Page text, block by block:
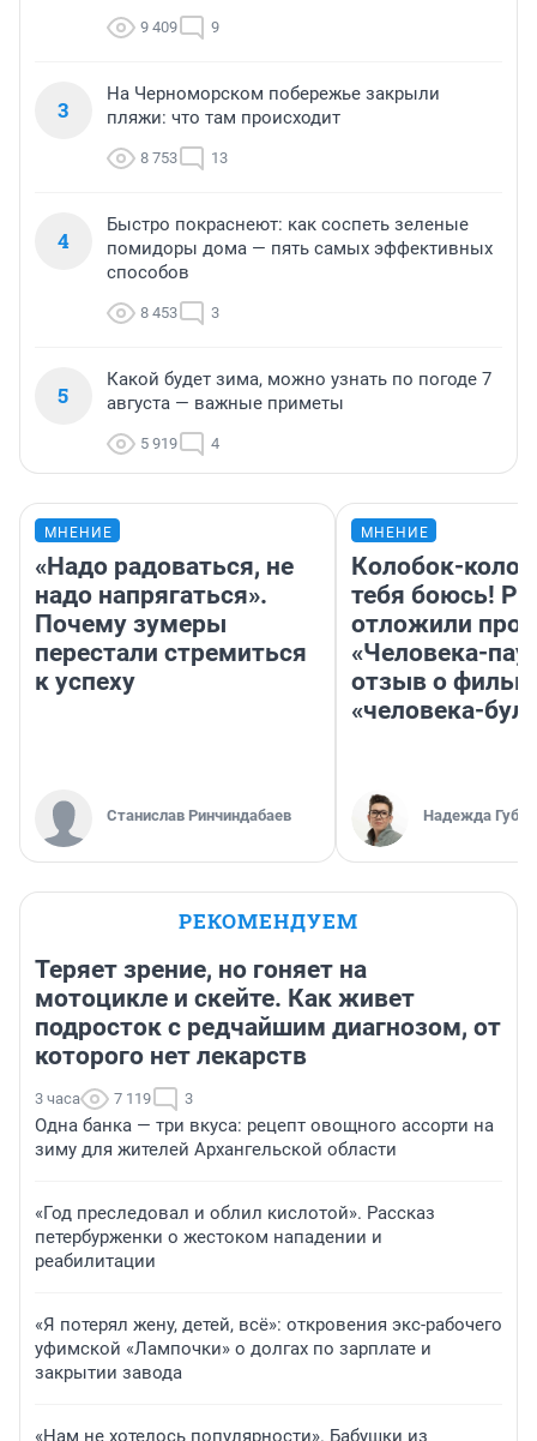
9 409 9
3
На Черноморском побережье закрыли
пляжи: что там происходит
8 753 13
4
Быстро покраснеют: как соспеть зеленые
помидоры дома — пять самых эффективных
способов
8 453 3
5
Какой будет зима, можно узнать по погоде 7
августа — важные приметы
5 919 4
МНЕНИЕ
«Надо радоваться, не
надо напрягаться».
Почему зумеры
перестали стремиться
к успеху
Станислав Ринчиндабаев
МНЕНИЕ
Колобок-
тебя боюсь!
отложили
«Человека-
отзыв о
«человека-
Надежда
РЕКОМЕНДУЕМ
Теряет зрение, но гоняет на
мотоцикле и скейте. Как живет
подросток с редчайшим диагнозом, от
которого нет лекарств
3 часа 7 119 3
Одна банка — три вкуса: рецепт овощного ассорти на
зиму для жителей Архангельской области
«Год преследовал и облил кислотой». Рассказ
петербурженки о жестоком нападении и
реабилитации
«Я потерял жену, детей, всё»: откровения экс-рабочего
уфимской «Лампочки» о долгах по зарплате и
закрытии завода
«Нам не хотелось популярности». Бабушки из